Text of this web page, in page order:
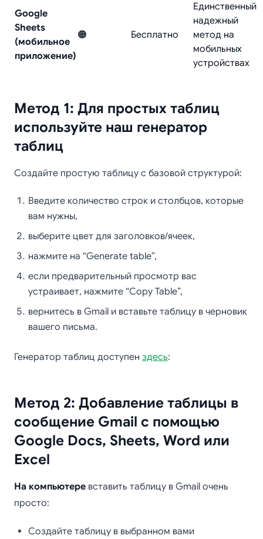
Google
Sheets
(мобильное
приложение)
🟠 Бесплатно
Единственный
надежный
метод на
мобильных
устройствах
Метод 1: Для простых таблиц
используйте наш генератор
таблиц
Создайте простую таблицу с базовой структурой:
Введите количество строк и столбцов, которые
вам нужны,
выберите цвет для заголовков/ячеек,
нажмите на “Generate table”,
если предварительный просмотр вас
устраивает, нажмите “Copy Table”,
вернитесь в Gmail и вставьте таблицу в черновик
вашего письма.
Генератор таблиц доступен здесь:
Метод 2: Добавление таблицы в
сообщение Gmail с помощью
Google Docs, Sheets, Word или
Excel
На компьютере вставить таблицу в Gmail очень
просто:
Создайте таблицу в выбранном вами